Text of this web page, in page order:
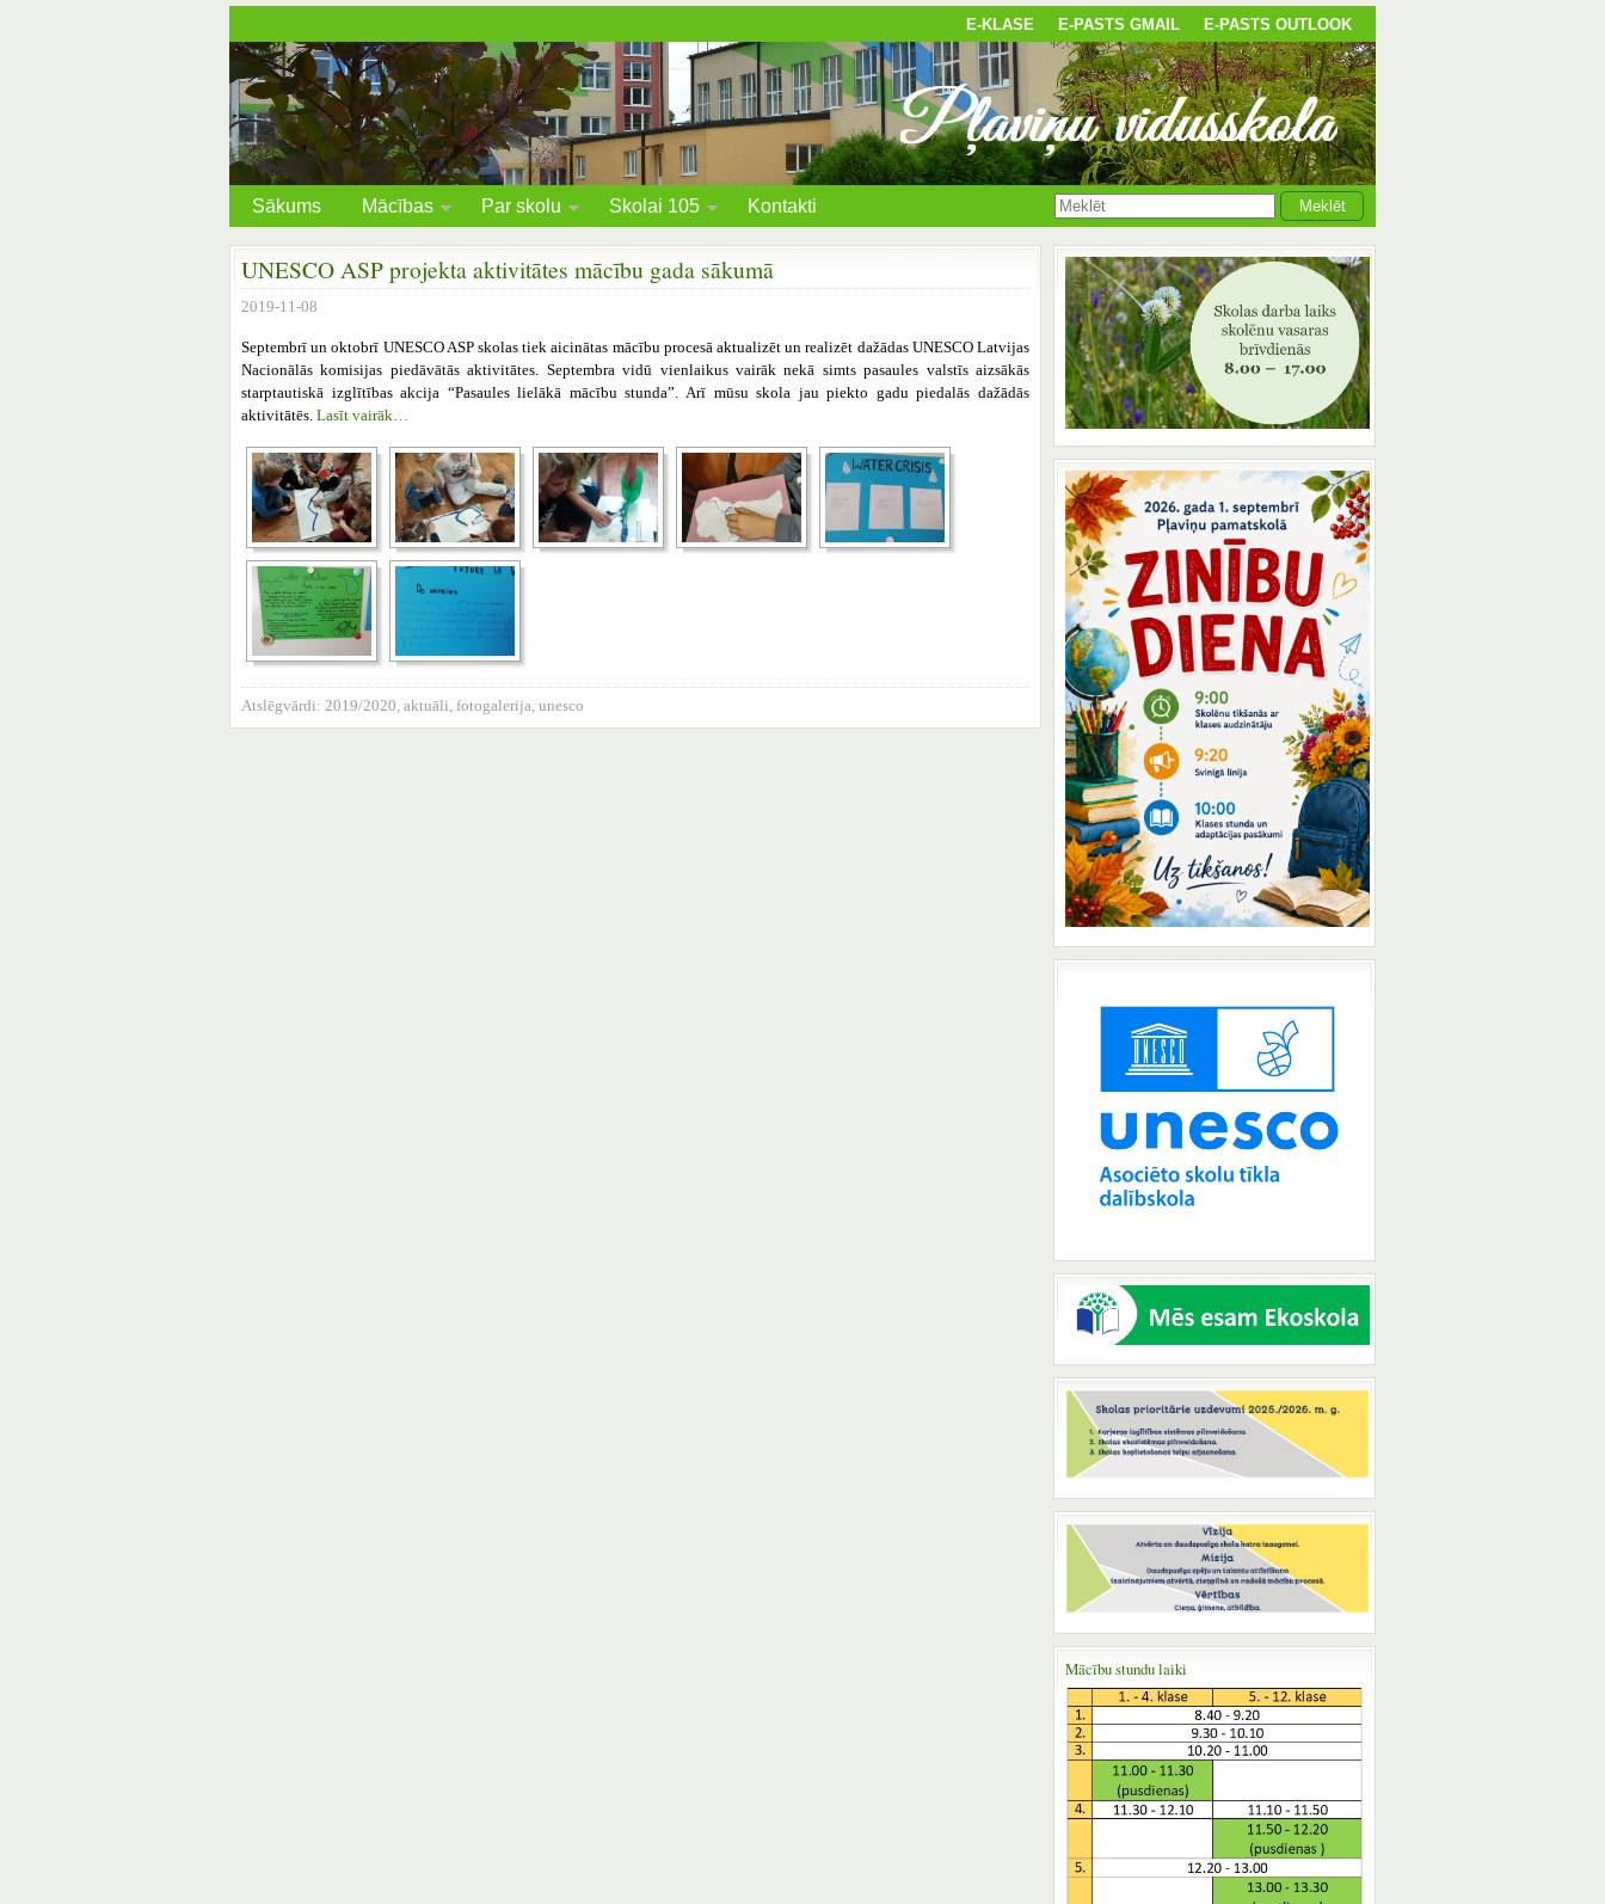
E-KLASE E-PASTS GMAIL E-PASTS OUTLOOK
Sākums Mācības Par skolu Skolai 105 Kontakti
UNESCO ASP projekta aktivitātes mācību gada sākumā
2019-11-08
Septembrī un oktobrī UNESCO ASP skolas tiek aicinātas mācību procesā aktualizēt un realizēt dažādas UNESCO Latvijas
Nacionālās komisijas piedāvātās aktivitātes. Septembra vidū vienlaikus vairāk nekā simts pasaules valstīs aizsākās
starptautiskā izglītības akcija “Pasaules lielākā mācību stunda”. Arī mūsu skola jau piekto gadu piedalās dažādās
aktivitātēs. Lasīt vairāk…
Atslēgvārdi: 2019/2020, aktuāli, fotogalerija, unesco
Mācību stundu laiki